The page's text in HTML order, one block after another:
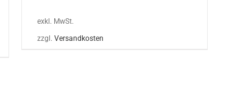
exkl. MwSt.
zzgl. Versandkosten